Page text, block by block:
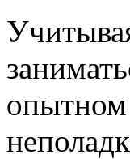
опытном